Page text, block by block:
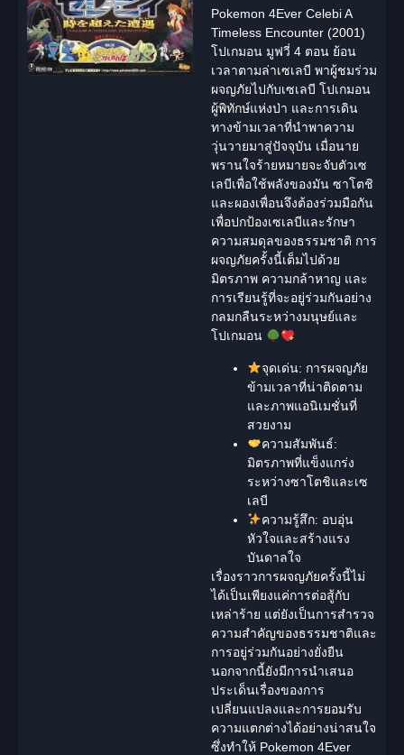
Pokemon 4Ever Celebi A
Timeless Encounter (2001)
โปเกมอน มูฟวี่ 4 ตอน ย้อน
เวลาตามล่าเซเลบี พาผู้ชมร่วม
ผจญภัยไปกับเซเลบี โปเกมอน
ผู้พิทักษ์แห่งป่า และการเดิน
ทางข้ามเวลาที่นำพาความ
วุ่นวายมาสู่ปัจจุบัน เมื่อนาย
พรานใจร้ายหมายจะจับตัวเซ
เลบีเพื่อใช้พลังของมัน ซาโตชิ
และผองเพื่อนจึงต้องร่วมมือกัน
เพื่อปกป้องเซเลบีและรักษา
ความสมดุลของธรรมชาติ การ
ผจญภัยครั้งนี้เต็มไปด้วย
มิตรภาพ ความกล้าหาญ และ
การเรียนรู้ที่จะอยู่ร่วมกันอย่าง
กลมกลืนระหว่างมนุษย์และ
โปเกมอน
จุดเด่น: การผจญภัย
ข้ามเวลาที่น่าติดตาม
และภาพแอนิเมชั่นที่
สวยงาม
ความสัมพันธ์:
มิตรภาพที่แข็งแกร่ง
ระหว่างซาโตชิและเซ
เลบี
ความรู้สึก: อบอุ่น
หัวใจและสร้างแรง
บันดาลใจ
เรื่องราวการผจญภัยครั้งนี้ไม่
ได้เป็นเพียงแค่การต่อสู้กับ
เหล่าร้าย แต่ยังเป็นการสำรวจ
ความสำคัญของธรรมชาติและ
การอยู่ร่วมกันอย่างยั่งยืน
นอกจากนี้ยังมีการนำเสนอ
ประเด็นเรื่องของการ
เปลี่ยนแปลงและการยอมรับ
ความแตกต่างได้อย่างน่าสนใจ
ซึ่งทำให้ Pokemon 4Ever